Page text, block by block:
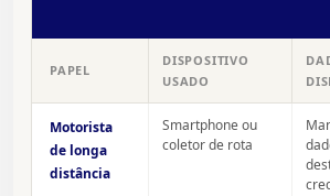
PAPEL
DISPOSITIVO
USADO
Motorista
de longa
distância
Smartphone ou
coletor de rota